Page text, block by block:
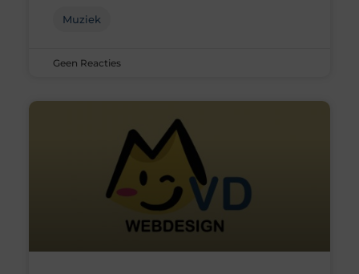
Muziek
Geen Reacties